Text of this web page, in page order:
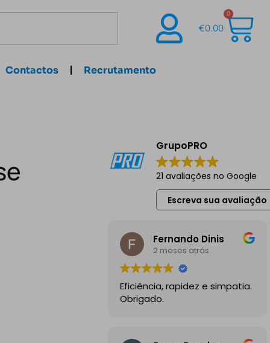
€0.00
0
Contactos Recrutamento
GrupoPRO
21 avaliações no Google
Escreva sua avaliação
Fernando Dinis
2 meses atrás
Eficiência, rapidez e simpatia.
Obrigado.